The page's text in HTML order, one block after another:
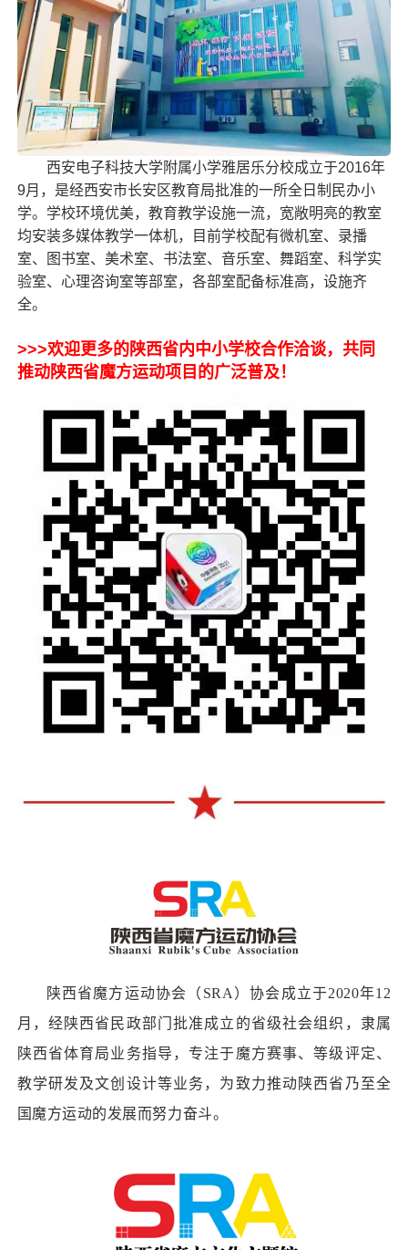
西安电子科技大学附属小学雅居乐分校成立于2016年
9月，是经西安市长安区教育局批准的一所全日制民办小
学。学校环境优美，教育教学设施一流，宽敞明亮的教室
均安装多媒体教学一体机，目前学校配有微机室、录播
室、图书室、美术室、书法室、音乐室、舞蹈室、科学实
验室、心理咨询室等部室，各部室配备标准高，设施齐
全。
>>>欢迎更多的陕西省内中小学校合作洽谈，共同
推动陕西省魔方运动项目的广泛普及！
陕西省魔方运动协会（SRA）协会成立于2020年12
月，经陕西省民政部门批准成立的省级社会组织，隶属
陕西省体育局业务指导，专注于魔方赛事、等级评定、
教学研发及文创设计等业务，为致力推动陕西省乃至全
国魔方运动的发展而努力奋斗。